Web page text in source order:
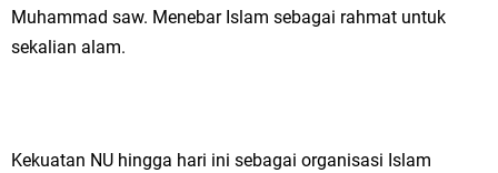
Muhammad saw. Menebar Islam sebagai rahmat untuk
sekalian alam.
Kekuatan NU hingga hari ini sebagai organisasi Islam